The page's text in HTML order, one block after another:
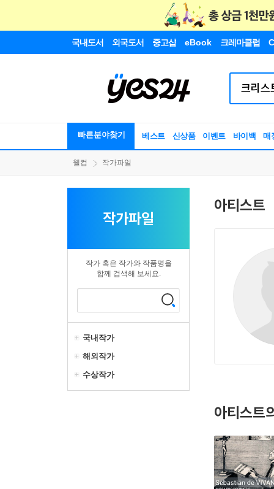
국내도서 외국도서 중고샵 eBook 크레마클럽
빠른분야찾기 베스트 신상품 이벤트 바이백 매
웰컴 작가파일
작가파일
작가 혹은 작가와 작품명을
함께 검색해 보세요.
국내작가
해외작가
수상작가
아티스트
아티스트